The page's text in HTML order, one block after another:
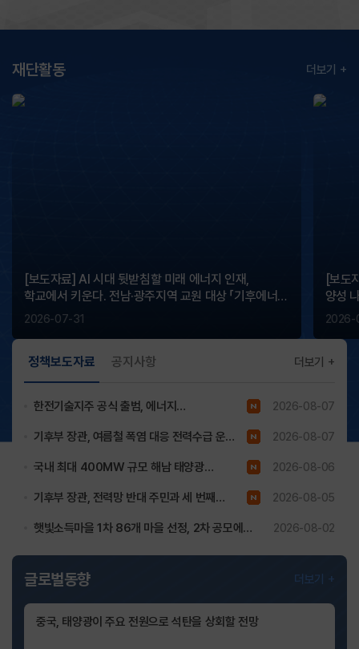
탭
에서는
방향키
우)
접근가능하며
엔터
선택됩니다.
이후
목록이동
정책보도자료 공지사항 더보기
한전기술지주 공식 출범, 에너지
거대신생기업(유니콘) 육성 본격화
2026-08-07
기후부 장관, 여름철 폭염 대응 전력수급 운영
현황 점검
2026-08-07
국내 최대 400MW 규모 해남 태양광
발전단지 첫삽
2026-08-06
기후부 장관, 전력망 반대 주민과 세 번째
직접소통
2026-08-05
햇빛소득마을 1차 86개 마을 선정, 2차 공모에
617개 마을 신청, 전국 확산 본격화
2026-08-02
재단활동 더보기
[보도자료] AI 시대 뒷받침할 미래 에너지 인재,
학교에서 키운다. 전남·광주지역 교원 대상 「기후에너지
직무연수」 운영
2026-07-31
[보도
양성
탐방,
2026-
글로벌동향 더보기
중국, 태양광이 주요 전원으로 석탄을 상회할 전망